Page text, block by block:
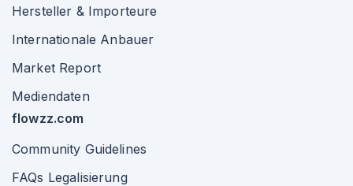
Hersteller & Importeure
Internationale Anbauer
Market Report
Mediendaten
flowzz.com
Community Guidelines
FAQs Legalisierung